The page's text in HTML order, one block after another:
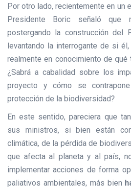
Por otro lado, recientemente en un
Presidente Boric señaló
postergando la construcción del
levantando la interrogante de si
realmente en conocimiento de qué
¿Sabrá a cabalidad sobre los
proyecto y cómo se
protección de la biodiversidad?
En este sentido, pareciera que
sus ministros, si bien están
climática, de la pérdida de
que afecta al planeta y al país,
implementar acciones de forma
paliativos ambientales, más bien